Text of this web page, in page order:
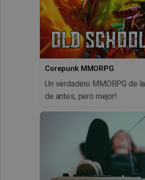
Corepunk MMORPG
Un verdadero MMORPG de
de antes, pero mejor!